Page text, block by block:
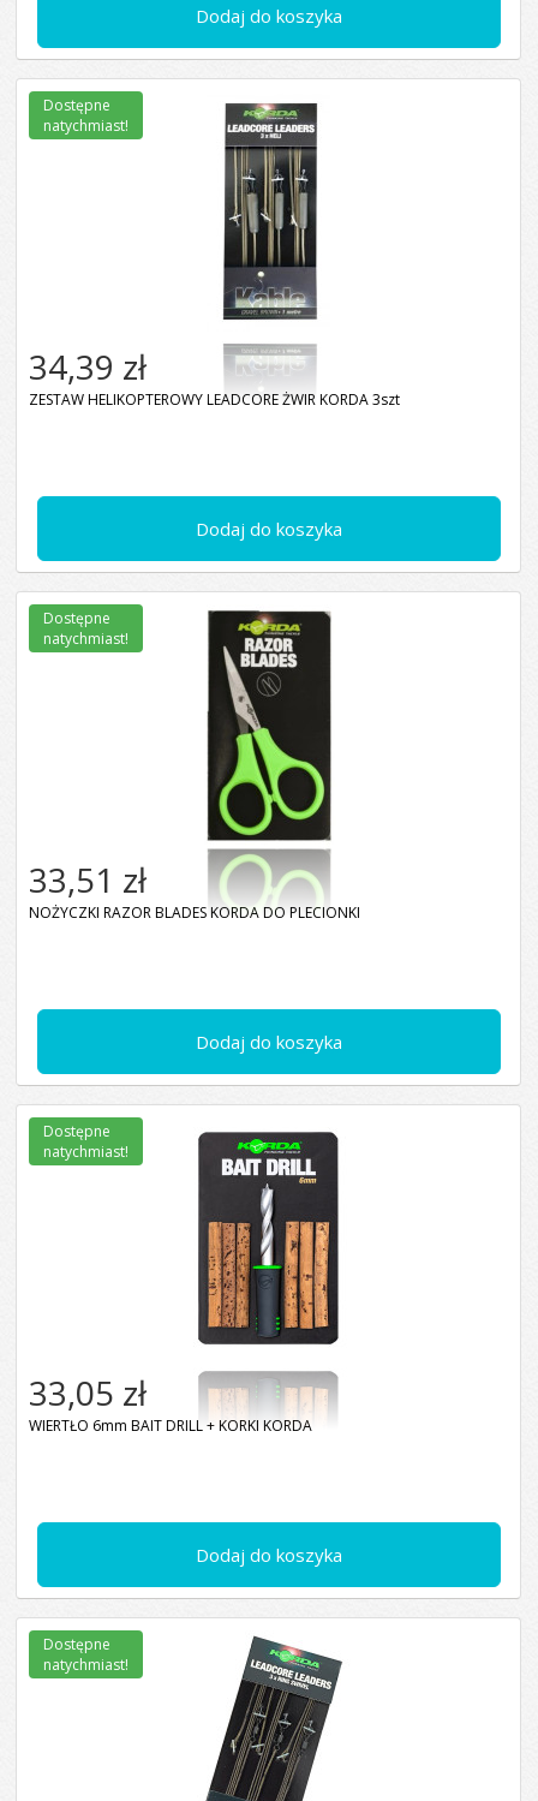
Dodaj do koszyka
Dodaj do koszyka
34,39 zł
ZESTAW HELIKOPTEROWY LEADCORE ŻWIR KORDA 3szt
Dostępne
natychmiast!
Dodaj do koszyka
33,51 zł
NOŻYCZKI RAZOR BLADES KORDA DO PLECIONKI
Dostępne
natychmiast!
Dodaj do koszyka
33,05 zł
WIERTŁO 6mm BAIT DRILL + KORKI KORDA
Dostępne
natychmiast!
Dostępne
natychmiast!